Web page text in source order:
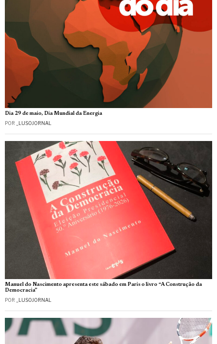
Dia 29 de maio, Dia Mundial da Energia
POR _LUSOJORNAL
Manuel do Nascimento apresenta este sábado em Paris o livro “A Construção da
Democracia”
POR _LUSOJORNAL